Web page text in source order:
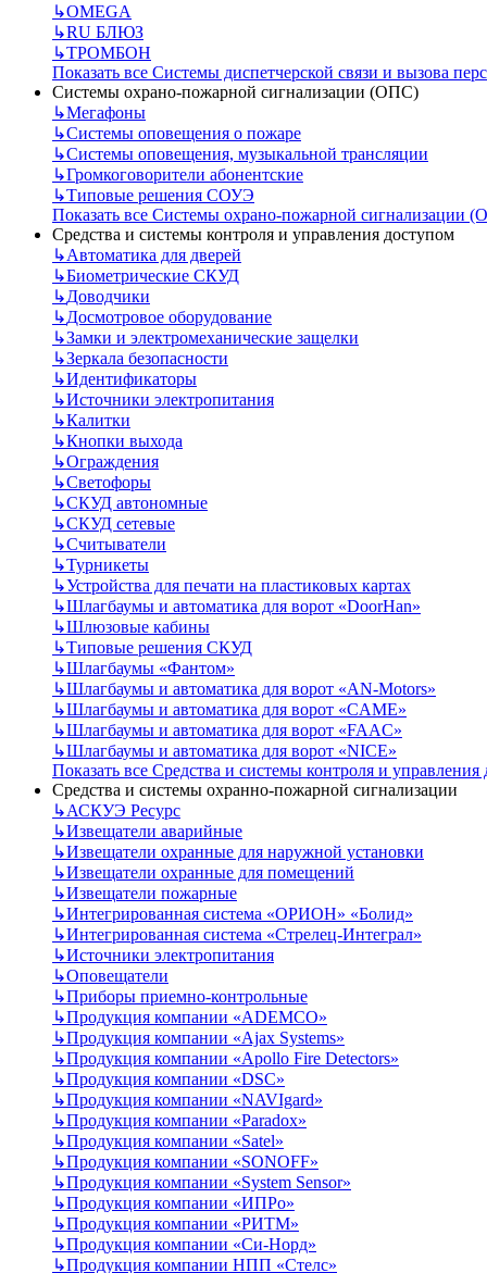
↳OMEGA
↳RU БЛЮЗ
↳ТРОМБОН
Показать все Системы диспетчерской связи и вызова
Системы охрано-пожарной сигнализации (ОПС)
↳Мегафоны
↳Системы оповещения о пожаре
↳Системы оповещения, музыкальной трансляции
↳Громкоговорители абонентские
↳Типовые решения СОУЭ
Показать все Системы охрано-пожарной сигнализации
Средства и системы контроля и управления доступом
↳Автоматика для дверей
↳Биометрические СКУД
↳Доводчики
↳Досмотровое оборудование
↳Замки и электромеханические защелки
↳Зеркала безопасности
↳Идентификаторы
↳Источники электропитания
↳Калитки
↳Кнопки выхода
↳Ограждения
↳Светофоры
↳СКУД автономные
↳СКУД сетевые
↳Считыватели
↳Турникеты
↳Устройства для печати на пластиковых картах
↳Шлагбаумы и автоматика для ворот «DoorHan»
↳Шлюзовые кабины
↳Типовые решения СКУД
↳Шлагбаумы «Фантом»
↳Шлагбаумы и автоматика для ворот «AN-Motors»
↳Шлагбаумы и автоматика для ворот «CAME»
↳Шлагбаумы и автоматика для ворот «FAAC»
↳Шлагбаумы и автоматика для ворот «NICE»
Показать все Средства и системы контроля и управления
Средства и системы охранно-пожарной сигнализации
↳АСКУЭ Ресурс
↳Извещатели аварийные
↳Извещатели охранные для наружной установки
↳Извещатели охранные для помещений
↳Извещатели пожарные
↳Интегрированная система «ОРИОН» «Болид»
↳Интегрированная система «Стрелец-Интеграл»
↳Источники электропитания
↳Оповещатели
↳Приборы приемно-контрольные
↳Продукция компании «ADEMCO»
↳Продукция компании «Ajax Systems»
↳Продукция компании «Apollo Fire Detectors»
↳Продукция компании «DSC»
↳Продукция компании «NAVIgard»
↳Продукция компании «Paradox»
↳Продукция компании «Satel»
↳Продукция компании «SONOFF»
↳Продукция компании «System Sensor»
↳Продукция компании «ИПРо»
↳Продукция компании «РИТМ»
↳Продукция компании «Си-Норд»
↳Продукция компании НПП «Стелс»